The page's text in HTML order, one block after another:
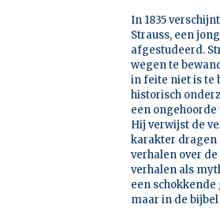
In 1835
Strauss, een
afgestudeerd.
wegen te
in feite niet is te
historisch
een
Hij verwijst de
karakter dragen
verhalen over
verhalen als
een
maar in de